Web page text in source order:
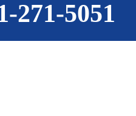
271-5051